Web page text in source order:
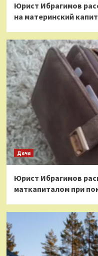
Юрист Ибрагимов
на материнский
Дача
Юрист Ибрагимов
маткапиталом при